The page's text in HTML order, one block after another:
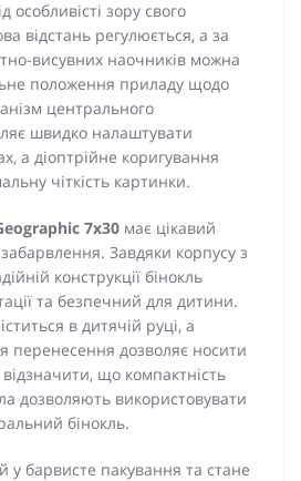
особливісті зору свого
відстань регулюється, а за
висувних наочників можна
положення приладу щодо
центрального
швидко налаштувати
а діоптрійне коригування
чіткість картинки.
7x30 має цікавий
Завдяки корпусу з
конструкції бінокль
та безпечний для дитини.
в дитячій руці, а
перенесення дозволяє носити
що компактність
дозволяють використовувати
бінокль.
у барвисте пакування та стане